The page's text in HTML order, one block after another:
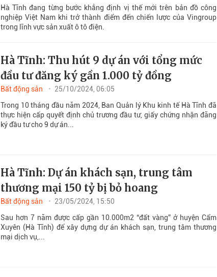
Hà Tĩnh đang từng bước khẳng định vị thế mới trên bản đồ công
nghiệp Việt Nam khi trở thành điểm đến chiến lược của Vingroup
trong lĩnh vực sản xuất ô tô điện.
Hà Tĩnh: Thu hút 9 dự án với tổng mức
đầu tư đăng ký gần 1.000 tỷ đồng
Bất động sản
25/10/2024, 06:05
Trong 10 tháng đầu năm 2024, Ban Quản lý Khu kinh tế Hà Tĩnh đã
thực hiện cấp quyết định chủ trương đầu tư, giấy chứng nhận đăng
ký đầu tư cho 9 dự án...
Hà Tĩnh: Dự án khách sạn, trung tâm
thương mại 150 tỷ bị bỏ hoang
Bất động sản
23/05/2024, 15:50
Sau hơn 7 năm được cấp gần 10.000m2 “đất vàng” ở huyện Cẩm
Xuyên (Hà Tĩnh) để xây dựng dự án khách sạn, trung tâm thương
mại dịch vụ,...